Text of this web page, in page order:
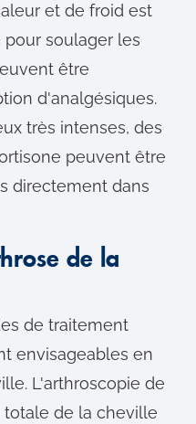
et de froid est
soulager les
être
d'analgésiques.
très intenses, des
peuvent être
directement dans
de la
de traitement
envisageables en
L'arthroscopie de
de la cheville